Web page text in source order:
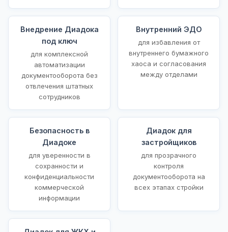
Внедрение Диадока
под ключ
для комплексной
автоматизации
документооборота без
отвлечения штатных
сотрудников
Внутренний ЭДО
для избавления от
внутреннего бумажного
хаоса и согласования
между отделами
Безопасность в
Диадоке
для уверенности в
сохранности и
конфиденциальности
коммерческой
информации
Диадок для
застройщиков
для прозрачного
контроля
документооборота на
всех этапах стройки